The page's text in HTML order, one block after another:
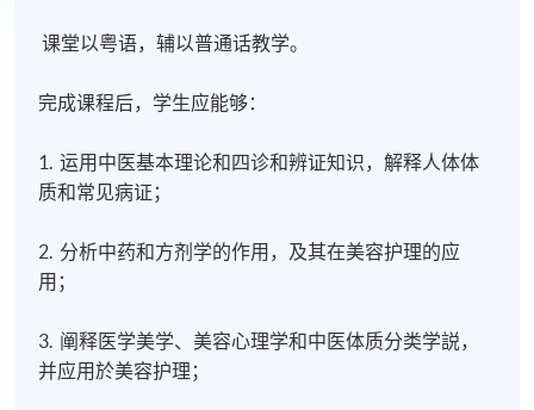
课堂以粤语，辅以普通话教学。
完成课程后，学生应能够：
1. 运用中医基本理论和四诊和辨证知识，解释人体体
质和常见病证；
2. 分析中药和方剂学的作用，及其在美容护理的应
用；
3. 阐释医学美学、美容心理学和中医体质分类学説，
并应用於美容护理；